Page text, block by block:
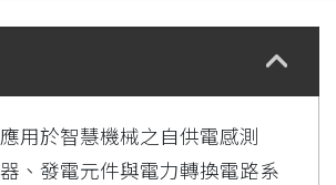
Details
應用於智慧機械之自供電感測
器、發電元件與電力轉換電路系